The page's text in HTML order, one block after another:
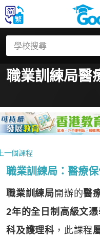
職業訓練局醫
一個課程
職業訓練局：醫療
職業訓練局開辦的醫
2年的全日制高級文
科及護理科 ，此課程